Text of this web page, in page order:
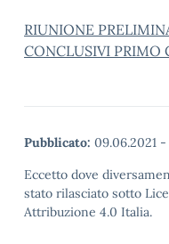
RIUNIONE
CONCLUSIVI PRIMO
Pubblicato: 09.06.2021 -
Eccetto dove
stato rilasciato sotto
Attribuzione 4.0 Italia.